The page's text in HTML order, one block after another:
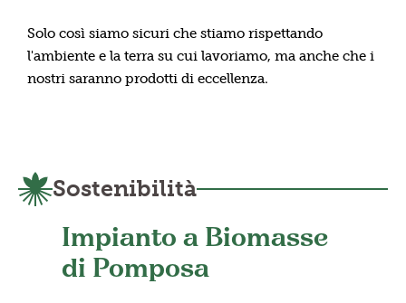
Solo così siamo sicuri che stiamo rispettando
l'ambiente e la terra su cui lavoriamo, ma anche che i
nostri saranno prodotti di eccellenza.
Sostenibilità
Impianto a Biomasse
di Pomposa